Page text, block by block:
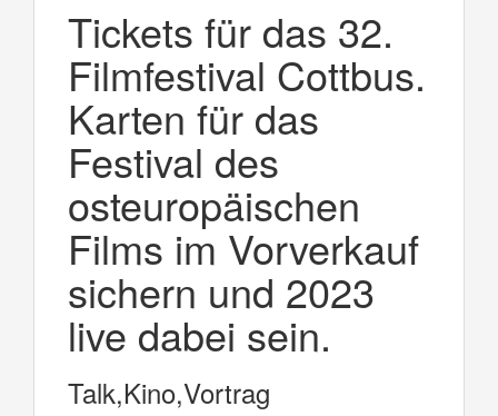
Tickets für das 32.
Filmfestival Cottbus.
Karten für das
Festival des
osteuropäischen
Films im Vorverkauf
sichern und 2023
live dabei sein.
Talk,Kino,Vortrag